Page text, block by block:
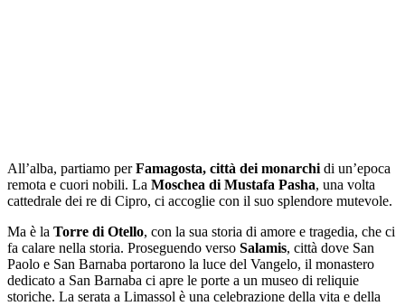
All’alba, partiamo perFamagosta, città dei monarchi di un’epoca
remota e cuori nobili. La Moschea di Mustafa Pasha, una volta
cattedrale dei re di Cipro, ci accoglie con il suo splendore mutevole.
Ma è la Torre di Otello, con la sua storia di amore e tragedia, che ci
fa calare nella storia. Proseguendo verso Salamis, città dove San
Paolo e San Barnaba portarono la luce del Vangelo, il monastero
dedicato a San Barnaba ci apre le porte a un museo di reliquie
storiche. La serata a Limassol è una celebrazione della vita e della